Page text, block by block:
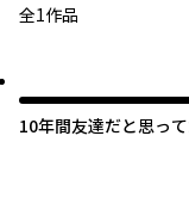
全1作品
10年間友達だと思っ